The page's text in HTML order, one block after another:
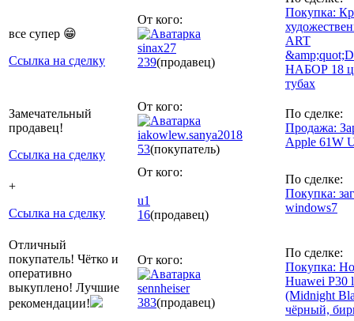
все супер 😁
Ссылка на сделку
От кого:
sinax27
239(продавец)
Покупка:
ART
НАБОР 18
тубах
Замечательный
продавец!
Ссылка на сделку
От кого:
iakowlew.sanya2018
53(покупатель)
По сделке:
Продажа:
Apple 61W
+
Ссылка на сделку
От кого:
u1
16(продавец)
По сделке:
Покупка:
windows7
Отличный
покупатель! Чётко и
оперативно
выкуплено! Лучшие
рекомендации!
От кого:
sennheiser
383(продавец)
По сделке:
Покупка:
Huawei P30
(Midnight
чёрный,